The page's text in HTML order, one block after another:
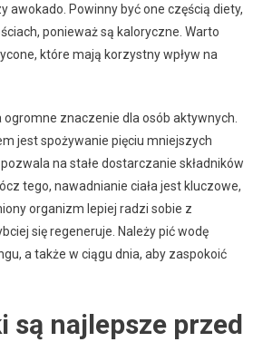
awokado. Powinny być one częścią diety,
ponieważ są kaloryczne. Warto
które mają korzystny wpływ na
ogromne znaczenie dla osób aktywnych.
jest spożywanie pięciu mniejszych
na stałe dostarczanie składników
tego, nawadnianie ciała jest kluczowe,
organizm lepiej radzi sobie z
się regeneruje. Należy pić wodę
a także w ciągu dnia, aby zaspokoić
są najlepsze przed